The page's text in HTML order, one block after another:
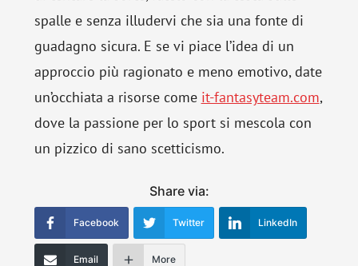
spalle e senza illudervi che sia una fonte di
guadagno sicura. E se vi piace l’idea di un
approccio più ragionato e meno emotivo, date
un’occhiata a risorse come it-fantasyteam.com,
dove la passione per lo sport si mescola con
un pizzico di sano scetticismo.
Share via:
Facebook Twitter LinkedIn
Email More